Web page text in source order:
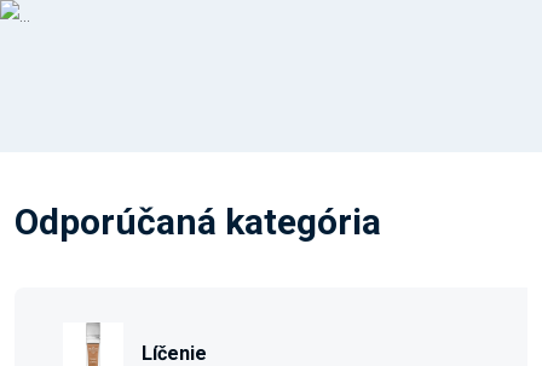
Odporúčaná kategória
Líčenie